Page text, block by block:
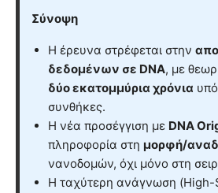
Σύνοψη
Η έρευνα στρέφεται στην
δεδομένων σε DNA, με
δύο εκατομμύρια χρόνια
συνθήκες.
Η νέα προσέγγιση με DNA
πληροφορία στη μορφή/
νανοδομών, όχι μόνο στη
Η ταχύτερη ανάγνωση (High-